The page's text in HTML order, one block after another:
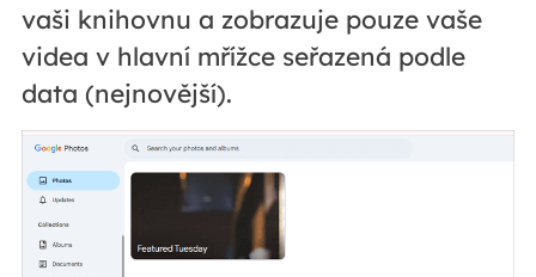
vaši knihovnu a zobrazuje pouze vaše
videa v hlavní mřížce seřazená podle
data (nejnovější).